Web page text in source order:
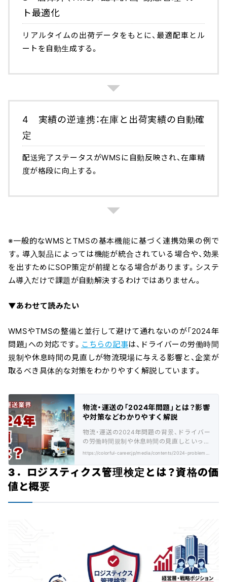
ト最適化
リアルタイムの出荷データをもとに、最適配車とル
ートを自動生成する。
4 実績の逆連携：在庫と出荷実績の自動確
定
配送完了ステータスがWMSに自動反映され、在庫精
度が格段に向上する。
※一般的なWMSとTMSの基本機能に基づく連携効果の例で
す。導入製品によっては機能が統合されている場合や、効果
を出すためにSOP策定が前提となる場合があります。システ
ム導入だけで課題が自動解決するわけではありません。
▼あわせて読みたい
WMSやTMSの整備と並行して避けて通れないのが「2024年
問題」への対応です。 こちらの記事は、ドライバーの労働時間
規制や休息時間の見直しが物流現場に与える影響と、企業が
取るべき具体的な対策をわかりやすく解説しています。
物流・運送の「2024年問題」とは？影響
や対策などわかりやすく解説
物流・運送の2024年問題の背景、ドライバー
の労働時間規制や休息時間の見直しといった
内容を解説。運送業の課題、現場の声、対策等
3．ロジスティクス管理検定とは？資格の価
値と概要